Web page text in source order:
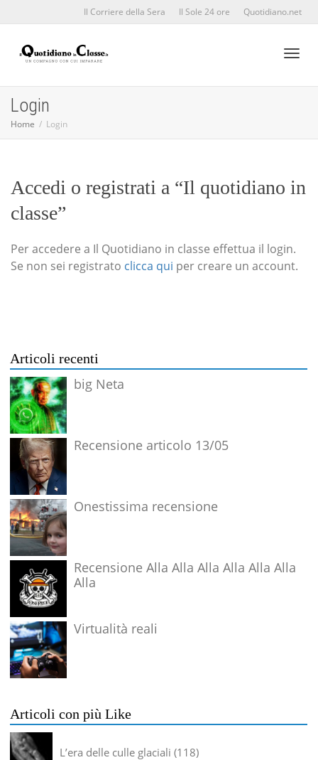
Il Corriere della Sera Il Sole 24 ore Quotidiano.net
Login
Home Login
Accedi o registrati a “Il quotidiano in
classe”
Per accedere a Il Quotidiano in classe effettua il login.
Se non sei registrato clicca qui per creare un account.
Articoli recenti
big Neta
Recensione articolo 13/05
Onestissima recensione
Recensione Alla Alla Alla Alla Alla Alla
Alla
Virtualità reali
Articoli con più Like
L’era delle culle glaciali 118